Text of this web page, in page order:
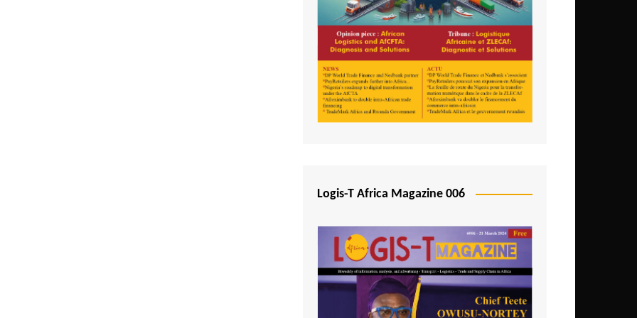
Logis-T Africa Magazine 006